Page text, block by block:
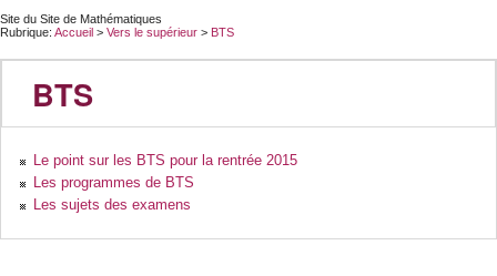
Site du Site de Mathématiques
Rubrique: Accueil > Vers le supérieur > BTS
BTS
Le point sur les BTS pour la rentrée 2015
Les programmes de BTS
Les sujets des examens